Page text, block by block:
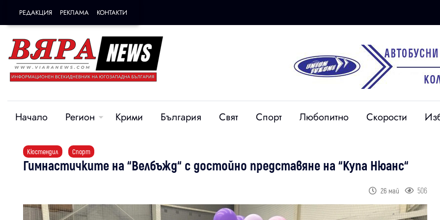
РЕДАКЦИЯ РЕКЛАМА КОНТАКТИ
Начало Регион Крими България Свят Спорт Любопитно Скорости
Кюстендил Спорт
Гимнастичките на “Велбъжд“ с достойно представяне на “Купа Нюанс“
26 май 506